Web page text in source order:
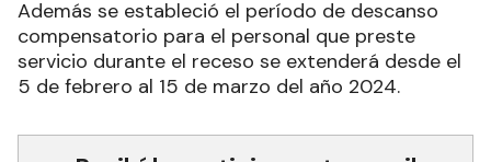
Además se estableció el período de descanso
compensatorio para el personal que preste
servicio durante el receso se extenderá desde el
5 de febrero al 15 de marzo del año 2024.